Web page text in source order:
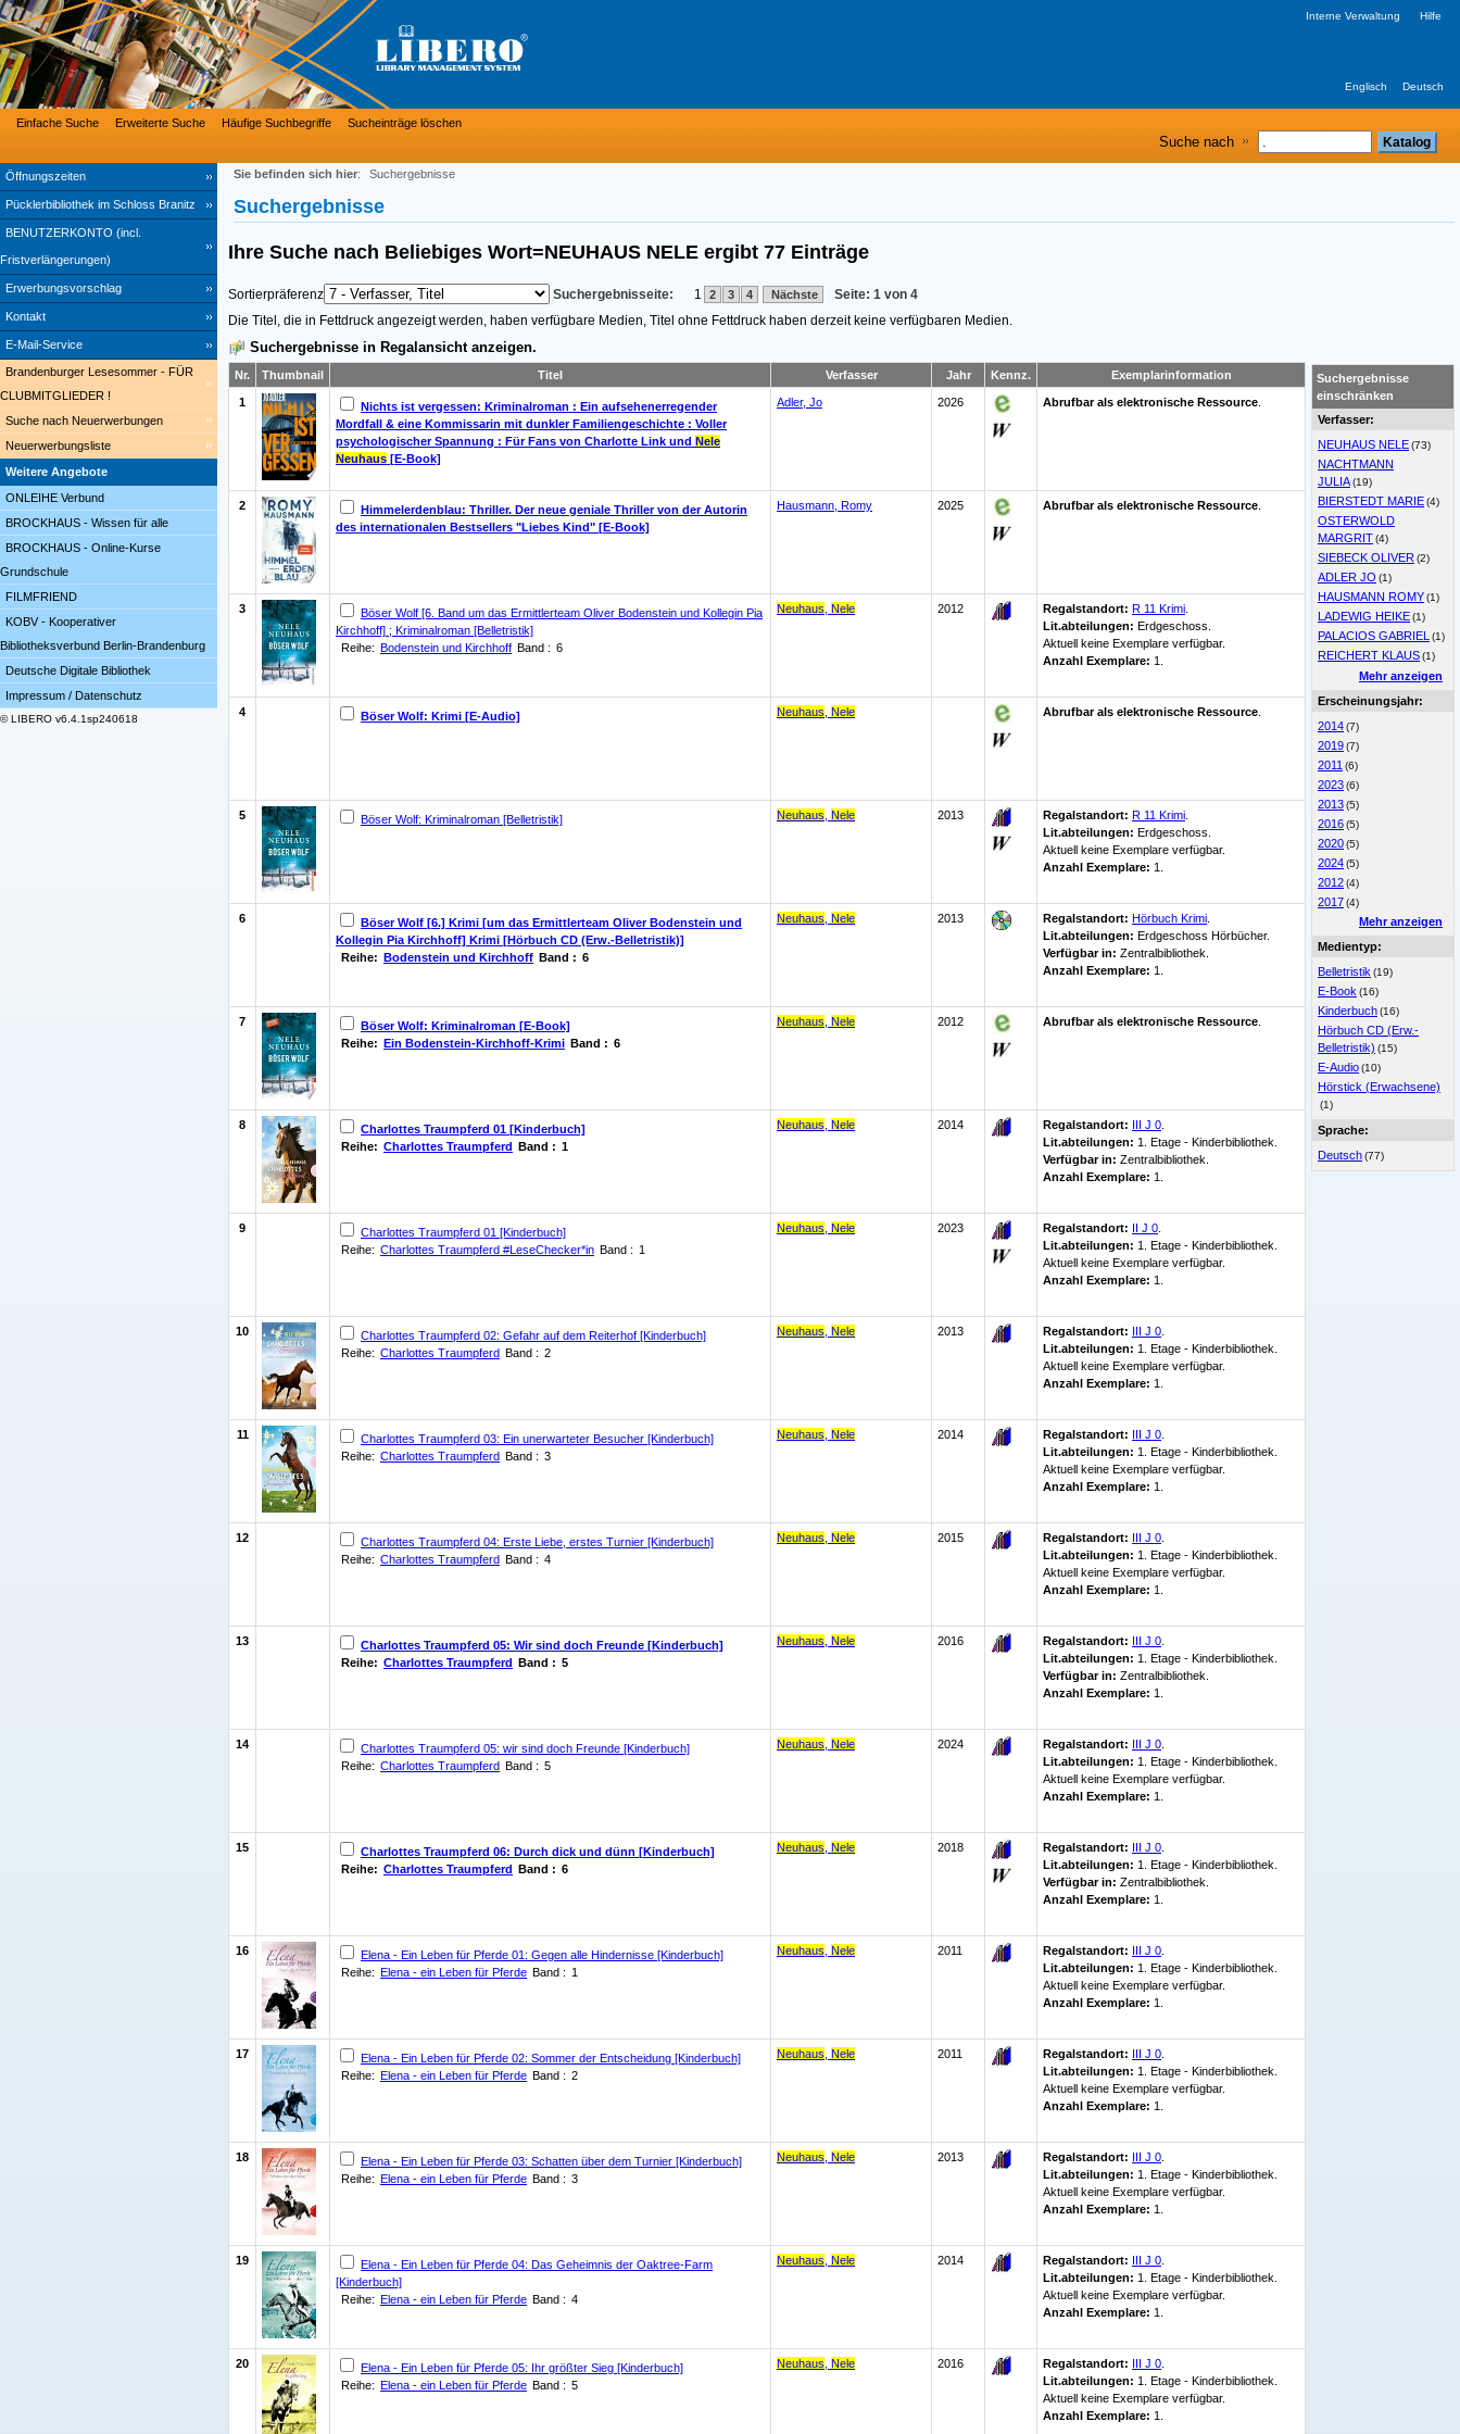
Öffnungszeiten
Pücklerbibliothek im Schloss Branitz
BENUTZERKONTO (incl.
Fristverlängerungen)
Erwerbungsvorschlag
Kontakt
E-Mail-Service
Einfache Suche Erweiterte Suche Häufige Suchbegriffe Sucheinträge löschen
Interne Verwaltung Hilfe
Englisch Deutsch
Brandenburger Lesesommer - FÜR
CLUBMITGLIEDER !
Suche nach Neuerwerbungen
Neuerwerbungsliste
Weitere Angebote
ONLEIHE Verbund
BROCKHAUS - Wissen für alle
BROCKHAUS - Online-Kurse
Grundschule
FILMFRIEND
KOBV - Kooperativer
Bibliotheksverbund Berlin-Brandenburg
Deutsche Digitale Bibliothek
Impressum / Datenschutz
© LIBERO v6.4.1sp240618
Sie befinden sich hier: Suchergebnisse
Suchergebnisse
Ihre Suche nach Beliebiges Wort=NEUHAUS NELE ergibt 77 Einträge
Sortierpräferenz Suchergebnisseite: 1 2 3 4 Nächste
Seite: 1 von 4
Die Titel, die in Fettdruck angezeigt werden, haben verfügbare Medien, Titel ohne Fettdruck haben derzeit keine verfügbaren Medien.
Suchergebnisse
einschränken
Verfasser:
NEUHAUS NELE(73)
NACHTMANN
JULIA(19)
BIERSTEDT MARIE(4)
OSTERWOLD
MARGRIT(4)
SIEBECK OLIVER (2)
ADLER JO (1)
HAUSMANN ROMY(1)
LADEWIG HEIKE(1)
PALACIOS GABRIEL (1)
REICHERT KLAUS(1)
Mehr anzeigen
Erscheinungsjahr:
2014(7)
2019(7)
2011 (6)
2023(6)
2013(5)
2016(5)
2020(5)
2024(5)
2012(4)
2017(4)
Mehr anzeigen
Medientyp:
Belletristik (19)
E-Book (16)
Kinderbuch(16)
Hörbuch CD (Erw.-
Belletristik) (15)
E-Audio(10)
Hörstick (Erwachsene)
(1)
Sprache:
Deutsch(77)
Suchergebnisse in Regalansicht anzeigen.
Nr. Thumbnail Titel Verfasser Jahr Kennz. Exemplarinformation
1
Nichts ist vergessen: Kriminalroman : Ein aufsehenerregender
Mordfall & eine Kommissarin mit dunkler Familiengeschichte : Voller
psychologischer Spannung : Für Fans von Charlotte Link und Nele
Neuhaus [E-Book]
Adler, Jo 2026 Abrufbar als elektronische Ressource
2
Himmelerdenblau: Thriller. Der neue geniale Thriller von der Autorin
des internationalen Bestsellers "Liebes Kind" [E-Book]
Hausmann, Romy 2025 Abrufbar als elektronische Ressource
3
Böser Wolf [6. Band um das Ermittlerteam Oliver Bodenstein und Kollegin Pia
Kirchhoff] ; Kriminalroman [Belletristik]
Reihe: Bodenstein und Kirchhoff Band : 6
Neuhaus Nele 2012 Regalstandort: R 11 Krimi
Lit.abteilungen: Erdgeschoss.
Aktuell keine Exemplare verfügbar.
Anzahl Exemplare: 1.
4 Böser Wolf: Krimi [E-Audio] Neuhaus Nele Abrufbar als elektronische Ressource
5 Böser Wolf: Kriminalroman [Belletristik] Neuhaus Nele 2013 Regalstandort: R 11 Krimi
Lit.abteilungen: Erdgeschoss.
Aktuell keine Exemplare verfügbar.
Anzahl Exemplare: 1.
6
Böser Wolf [6.] Krimi [um das Ermittlerteam Oliver Bodenstein und
Kollegin Pia Kirchhoff] Krimi [Hörbuch CD (Erw.-Belletristik)]
Reihe: Bodenstein und Kirchhoff Band : 6
Neuhaus Nele 2013 Regalstandort: Hörbuch Krimi
Lit.abteilungen: Erdgeschoss Hörbücher.
Verfügbar in: Zentralbibliothek
Anzahl Exemplare: 1.
7
Böser Wolf: Kriminalroman [E-Book]
Reihe: Ein Bodenstein-Kirchhoff-Krimi Band : 6
Neuhaus Nele 2012 Abrufbar als elektronische Ressource
8
Charlottes Traumpferd 01 [Kinderbuch]
Reihe: Charlottes Traumpferd Band : 1
Neuhaus Nele 2014 Regalstandort: III J 0
Lit.abteilungen: 1. Etage - Kinderbibliothek.
Verfügbar in: Zentralbibliothek
Anzahl Exemplare: 1.
9
Charlottes Traumpferd 01 [Kinderbuch]
Reihe: Charlottes Traumpferd #LeseChecker*in Band : 1
Neuhaus Nele 2023 Regalstandort: II J 0
Lit.abteilungen: 1. Etage - Kinderbibliothek.
Aktuell keine Exemplare verfügbar.
Anzahl Exemplare: 1.
10
Charlottes Traumpferd 02: Gefahr auf dem Reiterhof [Kinderbuch]
Reihe: Charlottes Traumpferd Band : 2
Neuhaus Nele 2013 Regalstandort: III J 0
Lit.abteilungen: 1. Etage - Kinderbibliothek.
Aktuell keine Exemplare verfügbar.
Anzahl Exemplare: 1.
11
Charlottes Traumpferd 03: Ein unerwarteter Besucher [Kinderbuch]
Reihe: Charlottes Traumpferd Band : 3
Neuhaus Nele 2014 Regalstandort: III J 0
Lit.abteilungen: 1. Etage - Kinderbibliothek.
Aktuell keine Exemplare verfügbar.
Anzahl Exemplare: 1.
12
Charlottes Traumpferd 04: Erste Liebe, erstes Turnier [Kinderbuch]
Reihe: Charlottes Traumpferd Band : 4
Neuhaus Nele 2015 Regalstandort: III J 0
Lit.abteilungen: 1. Etage - Kinderbibliothek.
Aktuell keine Exemplare verfügbar.
Anzahl Exemplare: 1.
13
Charlottes Traumpferd 05: Wir sind doch Freunde [Kinderbuch]
Reihe: Charlottes Traumpferd Band : 5
Neuhaus Nele 2016 Regalstandort: III J 0
Lit.abteilungen: 1. Etage - Kinderbibliothek.
Verfügbar in: Zentralbibliothek
Anzahl Exemplare: 1.
14
Charlottes Traumpferd 05: wir sind doch Freunde [Kinderbuch]
Reihe: Charlottes Traumpferd Band : 5
Neuhaus Nele 2024 Regalstandort: III J 0
Lit.abteilungen: 1. Etage - Kinderbibliothek.
Aktuell keine Exemplare verfügbar.
Anzahl Exemplare: 1.
15
Charlottes Traumpferd 06: Durch dick und dünn [Kinderbuch]
Reihe: Charlottes Traumpferd Band : 6
Neuhaus Nele 2018 Regalstandort: III J 0
Lit.abteilungen: 1. Etage - Kinderbibliothek.
Verfügbar in: Zentralbibliothek
Anzahl Exemplare: 1.
16
Elena - Ein Leben für Pferde 01: Gegen alle Hindernisse [Kinderbuch]
Reihe: Elena - ein Leben für Pferde Band : 1
Neuhaus Nele 2011 Regalstandort: III J 0
Lit.abteilungen: 1. Etage - Kinderbibliothek.
Aktuell keine Exemplare verfügbar.
Anzahl Exemplare: 1.
17
Elena - Ein Leben für Pferde 02: Sommer der Entscheidung [Kinderbuch]
Reihe: Elena - ein Leben für Pferde Band : 2
Neuhaus Nele 2011 Regalstandort: III J 0
Lit.abteilungen: 1. Etage - Kinderbibliothek.
Aktuell keine Exemplare verfügbar.
Anzahl Exemplare: 1.
18
Elena - Ein Leben für Pferde 03: Schatten über dem Turnier [Kinderbuch]
Reihe: Elena - ein Leben für Pferde Band : 3
Neuhaus Nele 2013 Regalstandort: III J 0
Lit.abteilungen: 1. Etage - Kinderbibliothek.
Aktuell keine Exemplare verfügbar.
Anzahl Exemplare: 1.
19
Elena - Ein Leben für Pferde 04: Das Geheimnis der Oaktree-Farm
[Kinderbuch]
Reihe: Elena - ein Leben für Pferde Band : 4
Neuhaus Nele 2014 Regalstandort: III J 0
Lit.abteilungen: 1. Etage - Kinderbibliothek.
Aktuell keine Exemplare verfügbar.
Anzahl Exemplare: 1.
20
Elena - Ein Leben für Pferde 05: Ihr größter Sieg [Kinderbuch]
Reihe: Elena - ein Leben für Pferde Band : 5
Neuhaus Nele 2016 Regalstandort: III J 0
Lit.abteilungen: 1. Etage - Kinderbibliothek.
Aktuell keine Exemplare verfügbar.
Anzahl Exemplare: 1.
Suche nach